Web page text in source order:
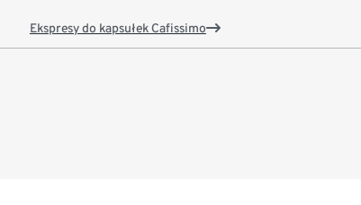
Ekspresy do kapsułek Cafissimo